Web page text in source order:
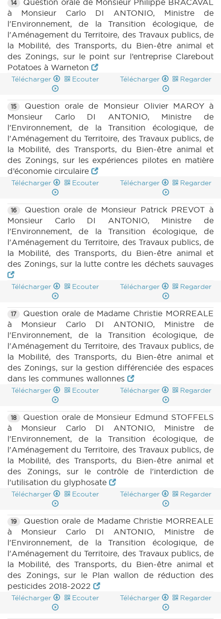
14
Question orale de Monsieur Philippe BRACAVAL
à Monsieur Carlo DI ANTONIO, Ministre de
l'Environnement, de la Transition écologique, de
l'Aménagement du Territoire, des Travaux publics, de
la Mobilité, des Transports, du Bien-être animal et
des Zonings, sur le point sur l’entreprise Clarebout
Potatoes à Warneton
Télécharger Ecouter Télécharger Regarder
15
Question orale de Monsieur Olivier MAROY à
Monsieur Carlo DI ANTONIO, Ministre de
l'Environnement, de la Transition écologique, de
l'Aménagement du Territoire, des Travaux publics, de
la Mobilité, des Transports, du Bien-être animal et
des Zonings, sur les expériences pilotes en matière
d’économie circulaire
Télécharger Ecouter Télécharger Regarder
16
Question orale de Monsieur Patrick PREVOT à
Monsieur Carlo DI ANTONIO, Ministre de
l'Environnement, de la Transition écologique, de
l'Aménagement du Territoire, des Travaux publics, de
la Mobilité, des Transports, du Bien-être animal et
des Zonings, sur la lutte contre les déchets sauvages
Télécharger Ecouter Télécharger Regarder
17
Question orale de Madame Christie MORREALE
à Monsieur Carlo DI ANTONIO, Ministre de
l'Environnement, de la Transition écologique, de
l'Aménagement du Territoire, des Travaux publics, de
la Mobilité, des Transports, du Bien-être animal et
des Zonings, sur la gestion différenciée des espaces
dans les communes wallonnes
Télécharger Ecouter Télécharger Regarder
18
Question orale de Monsieur Edmund STOFFELS
à Monsieur Carlo DI ANTONIO, Ministre de
l'Environnement, de la Transition écologique, de
l'Aménagement du Territoire, des Travaux publics, de
la Mobilité, des Transports, du Bien-être animal et
des Zonings, sur le contrôle de l'interdiction de
l'utilisation du glyphosate
Télécharger Ecouter Télécharger Regarder
19
Question orale de Madame Christie MORREALE
à Monsieur Carlo DI ANTONIO, Ministre de
l'Environnement, de la Transition écologique, de
l'Aménagement du Territoire, des Travaux publics, de
la Mobilité, des Transports, du Bien-être animal et
des Zonings, sur le Plan wallon de réduction des
pesticides 2018-2022
Télécharger Ecouter Télécharger Regarder